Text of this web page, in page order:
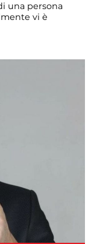
una persona
vi è